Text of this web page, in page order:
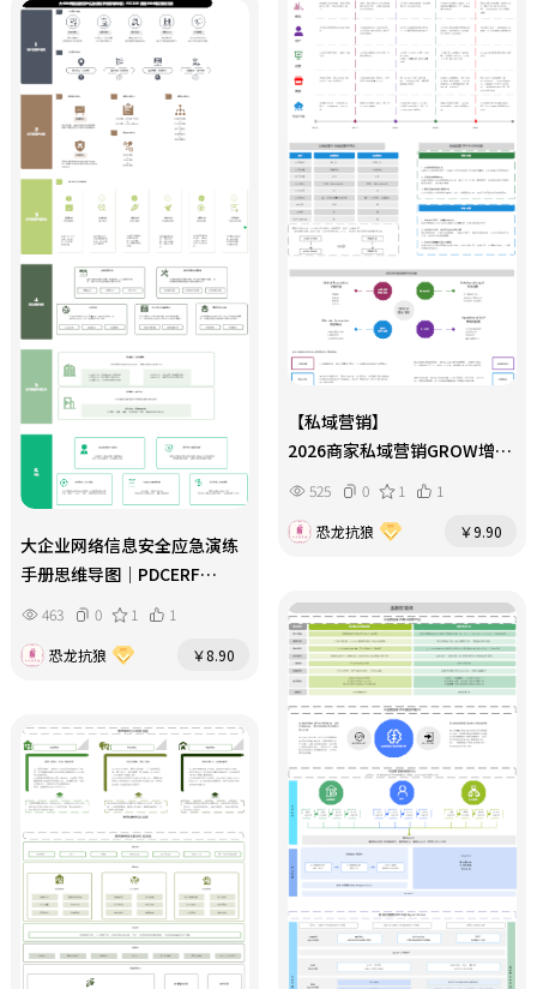
【私域营销】
2026商家私域营销GROW增长
模型525 0 1
1
恐龙抗狼
￥9.90
大企业网络信息安全应急演练
手册思维导图｜PDCERF
流程企业网安落地方案
463 0 1
1
恐龙抗狼
￥8.90